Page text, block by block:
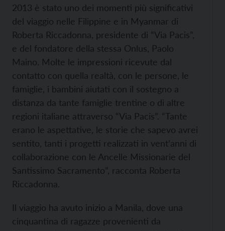
2013 è stato uno dei momenti più significativi
del viaggio nelle Filippine e in Myanmar di
Roberta Riccadonna, presidente di “Via Pacis”,
e del fondatore della stessa Onlus, Paolo
Maino. Molte le impressioni ricevute dal
contatto con quella realtà, con le persone, le
famiglie, i bambini aiutati con il sostegno a
distanza da tante famiglie trentine o di altre
regioni italiane attraverso “Via Pacis”. “Tante
erano le aspettative, le storie che sapevo avrei
sentito, tanti i progetti realizzati in vent’anni di
collaborazione con le Ancelle Missionarie del
Santissimo Sacramento”, racconta Roberta
Riccadonna.
Il viaggio ha avuto inizio a Manila, dove una
cinquantina di ragazze provenienti da